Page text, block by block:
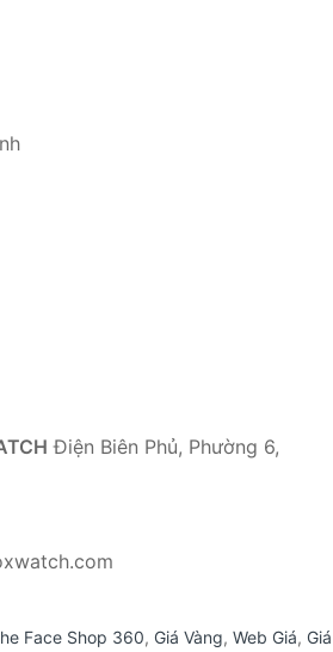
Điện Biên Phủ, Phường 6,
Face Shop 360, Giá Vàng, Web Giá, Giá